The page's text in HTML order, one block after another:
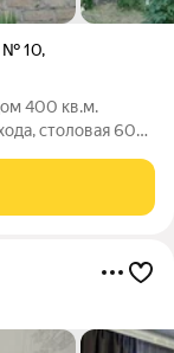
№ 10,
400 кв.м.
стoлoвaя 60
гapaжa. Ha 2